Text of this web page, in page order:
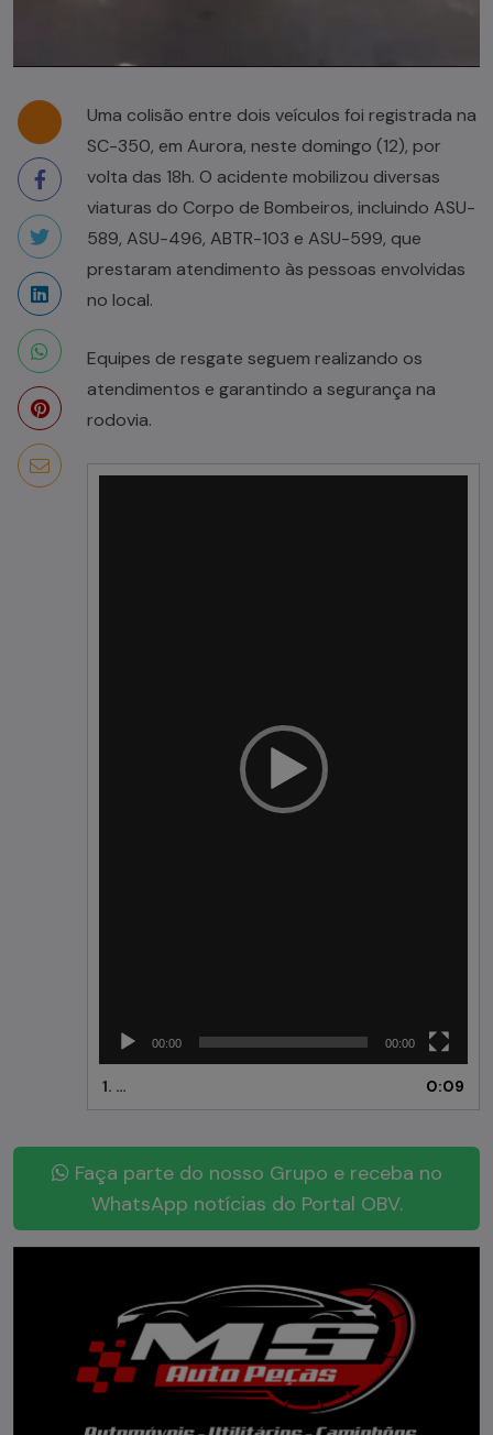
Uma colisão entre dois veículos foi registrada na
SC-350, em Aurora, neste domingo (12), por
volta das 18h. O acidente mobilizou diversas
viaturas do Corpo de Bombeiros, incluindo ASU-
589, ASU-496, ABTR-103 e ASU-599, que
prestaram atendimento às pessoas envolvidas
no local.
Equipes de resgate seguem realizando os
atendimentos e garantindo a segurança na
rodovia.
00:00 00:00
1.
70fa800e-833c-452a-a8d7-a862c3537177
0:09
Faça parte do nosso Grupo e receba no
WhatsApp notícias do Portal OBV.